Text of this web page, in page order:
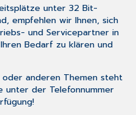
unter 32 Bit-
empfehlen wir Ihnen, sich
und Servicepartner in
Bedarf zu klären und
anderen Themen steht
unter der Telefonnummer